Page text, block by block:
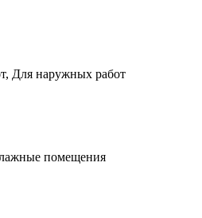
Для наружных работ
помещения